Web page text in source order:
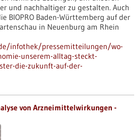
und nachhaltiger zu gestalten. Auch
BIOPRO Baden-Württemberg auf der
in Neuenburg am Rhein
infothek/pressemitteilungen/wo-
unserem-alltag-steckt-
die-zukunft-auf-der-
von Arzneimittelwirkungen -